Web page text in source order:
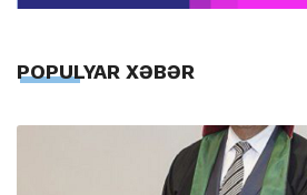
POPULYAR XƏBƏR